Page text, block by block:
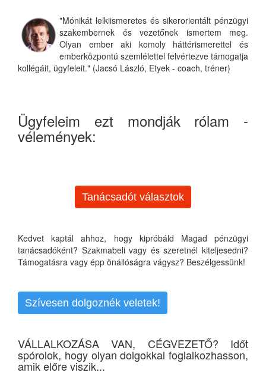
"Mónikát lelkiismeretes és sikerorientált pénzügyi
szakembernek és vezetőnek ismertem meg.
Olyan ember aki komoly háttérismerettel és
emberközpontú szemlélettel felvértezve támogatja
kollégáit, ügyfeleit." (Jacsó László, Etyek - coach, tréner)
Ügyfeleim ezt mondják rólam -
vélemények:
Tanácsadót választok
Kedvet kaptál ahhoz, hogy kipróbáld Magad pénzügyi
tanácsadóként? Szakmabeli vagy és szeretnél kiteljesedni?
Támogatásra vagy épp önállóságra vágysz? Beszélgessünk!
Szívesen dolgoznék veletek!
VÁLLALKOZÁSA VAN, CÉGVEZETŐ? Időt
spórolok, hogy olyan dolgokkal foglalkozhasson,
amik előre viszik...